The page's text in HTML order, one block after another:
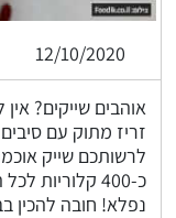
12/10/2020
אוהבים שייקים?
לרשותכם שייק
כ-400
נפלא! חובה להכין